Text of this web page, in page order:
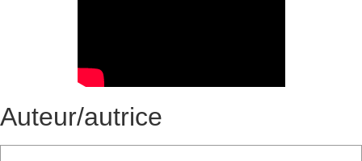
Auteur/autrice